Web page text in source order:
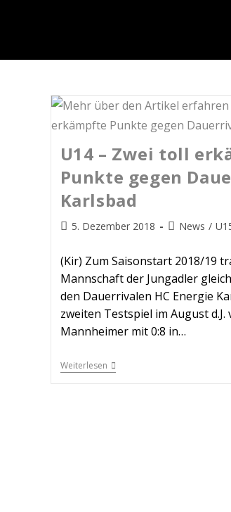
U14 – Zwei toll
Punkte gegen
Karlsbad
5. Dezember 2018 News /
(Kir) Zum Saisonstart 2018/19
Mannschaft der Jungadler
den Dauerrivalen HC Energie
zweiten Testspiel im August d.J.
Mannheimer mit 0:8 in…
Weiterlesen